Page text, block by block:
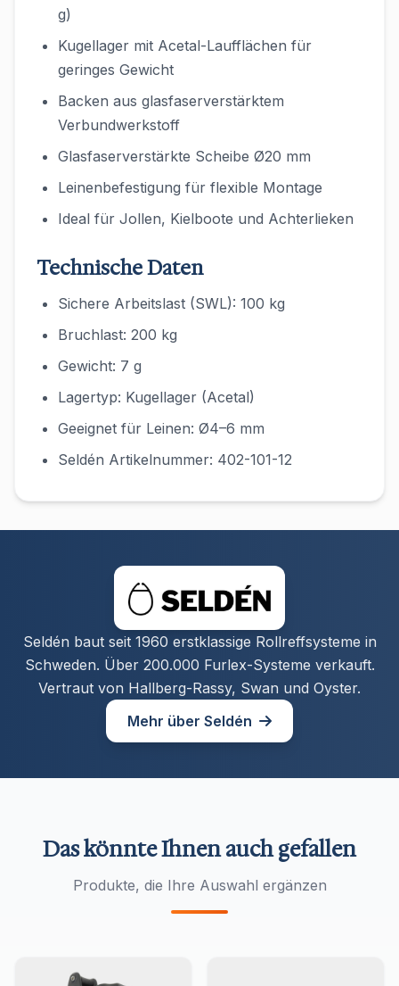
g)
Kugellager mit Acetal-Laufflächen für
geringes Gewicht
Backen aus glasfaserverstärktem
Verbundwerkstoff
Glasfaserverstärkte Scheibe Ø20 mm
Leinenbefestigung für flexible Montage
Ideal für Jollen, Kielboote und Achterlieken
Technische Daten
Sichere Arbeitslast (SWL): 100 kg
Bruchlast: 200 kg
Gewicht: 7 g
Lagertyp: Kugellager (Acetal)
Geeignet für Leinen: Ø4–6 mm
Seldén Artikelnummer: 402-101-12
Seldén baut seit 1960 erstklassige Rollreffsysteme in
Schweden. Über 200.000 Furlex-Systeme verkauft.
Vertraut von Hallberg-Rassy, Swan und Oyster.
Mehr über Seldén
Das könnte Ihnen auch gefallen
Produkte, die Ihre Auswahl ergänzen